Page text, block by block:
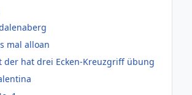
mal alloan
der hat drei Ecken-Kreuzgriff übung